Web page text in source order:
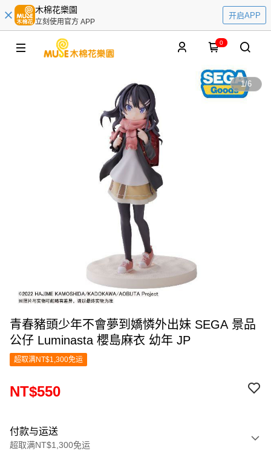
木棉花樂園
立刻使用官方 APP
开启APP
0
1/6
青春豬頭少年不會夢到嬌憐外出妹 SEGA 景品
公仔 Luminasta 櫻島麻衣 幼年 JP
超取满NT$1,300免运
NT$550
付款与运送
超取满NT$1,300免运